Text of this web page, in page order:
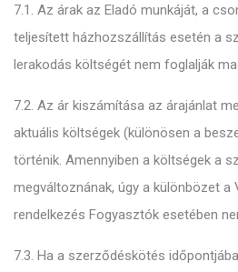
7.1. Az árak az Eladó munkáját, a
teljesített házhozszállítás esetén a
lerakodás költségét nem foglalják
7.2. Az ár kiszámítása az árajánlat
aktuális költségek (különösen a
történik. Amennyiben a költségek a
megváltoznának, úgy a különbözet a
rendelkezés Fogyasztók esetében
7.3. Ha a szerződéskötés